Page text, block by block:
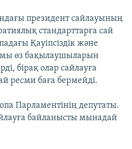
президент сайлауының
стандарттарға сай
Қауіпсіздік және
өз бақылаушыларын
бірақ олар сайлауға
ресми баға бермейді.
Парламентінің депутаты.
байланысты мынадай